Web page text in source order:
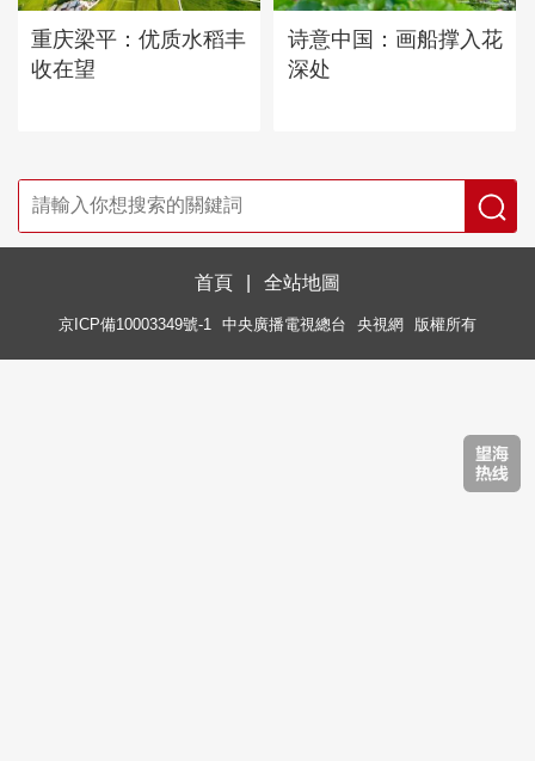
重庆梁平：优质水稻丰
收在望
诗意中国：画船撑入花
深处
首頁 全站地圖
京ICP備10003349號-1 中央廣播電視總台 央視網 版權所有